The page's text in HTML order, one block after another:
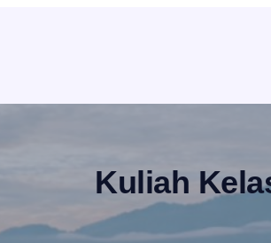
Kuliah